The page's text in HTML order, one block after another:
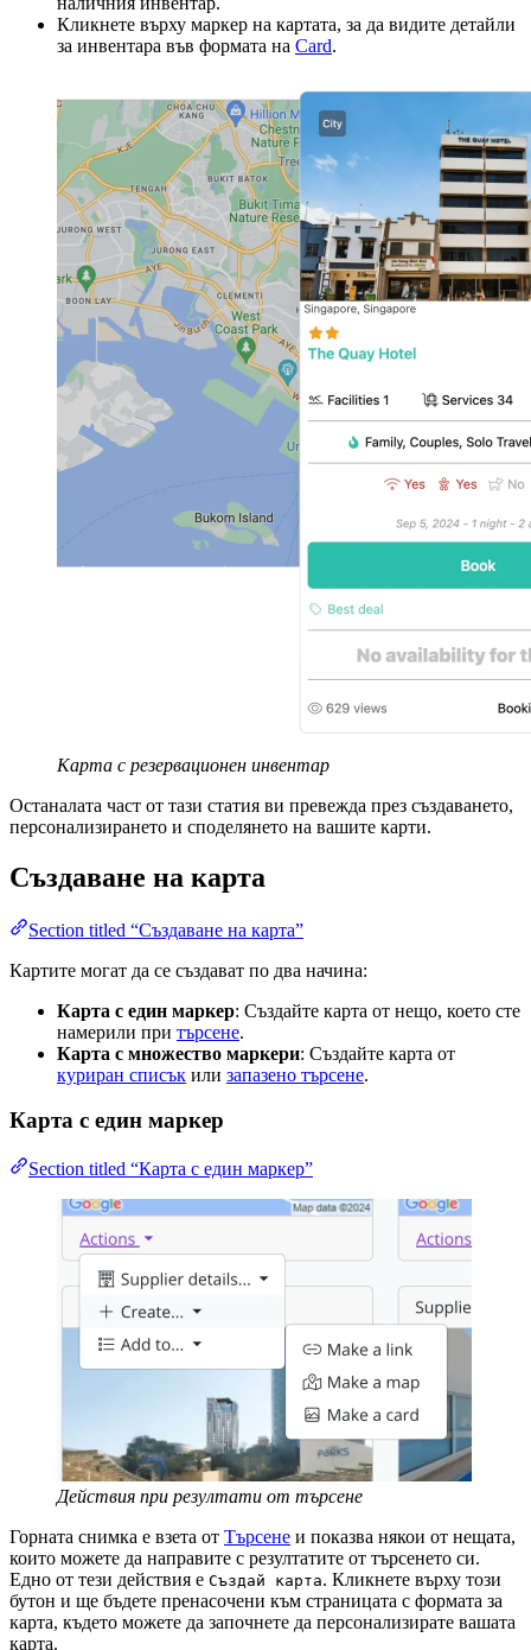
Кликнете върху маркер на картата, за да видите детайли
за инвентара във формата на Card.
Карта с резервационен инвентар
Останалата част от тази статия ви превежда през създаването,
персонализирането и споделянето на вашите карти.
Създаване на карта
Section titled “Създаване на карта”
Картите могат да се създават по два начина:
Карта с един маркер: Създайте карта от нещо, което сте
намерили при търсене.
Карта с множество маркери: Създайте карта от
куриран списък или запазено търсене.
Карта с един маркер
Section titled “Карта с един маркер”
Действия при резултати от търсене
Горната снимка е взета от Търсене и показва някои от нещата,
които можете да направите с резултатите от търсенето си.
Едно от тези действия е Създай карта. Кликнете върху този
бутон и ще бъдете пренасочени към страницата с формата за
карта, където можете да започнете да персонализирате вашата
карта.